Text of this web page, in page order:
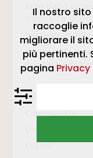
Arte della
Concerto di
L’arte della
l’arte della
concerto di
Categorie
Camminate
Il nostro
raccoglie
migliorare il
più pertinenti.
pagina